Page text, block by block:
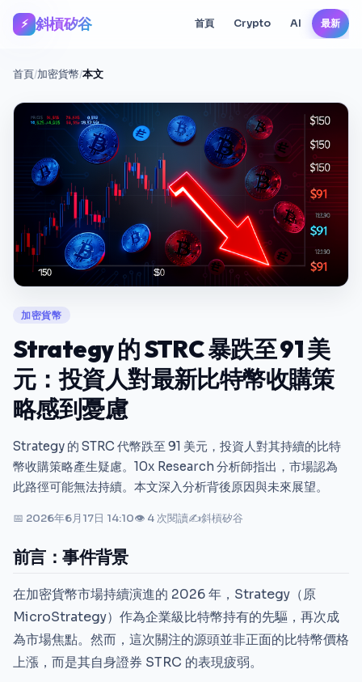
⚡ 斜槓矽谷 首頁 Crypto AI 最新
首頁/加密貨幣/本文
加密貨幣
Strategy 的 STRC 暴跌至 91 美
元：投資人對最新比特幣收購策
略感到憂慮
Strategy 的 STRC 代幣跌至 91 美元，投資人對其持續的比特
幣收購策略產生疑慮。10x Research 分析師指出，市場認為
此路徑可能無法持續。本文深入分析背後原因與未來展望。
📅 2026年6月17日 14:10👁 4 次閱讀✍斜槓矽谷
前言：事件背景
在加密貨幣市場持續演進的 2026 年，Strategy（原
MicroStrategy）作為企業級比特幣持有的先驅，再次成
為市場焦點。然而，這次關注的源頭並非正面的比特幣價格
上漲，而是其自身證券 STRC 的表現疲弱。